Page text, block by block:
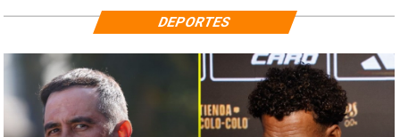
DEPORTES